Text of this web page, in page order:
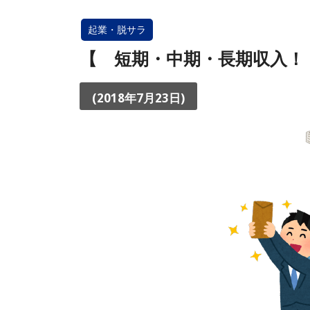
起業・脱サラ
【 短期・中期・長期収入
(2018年7月23日)